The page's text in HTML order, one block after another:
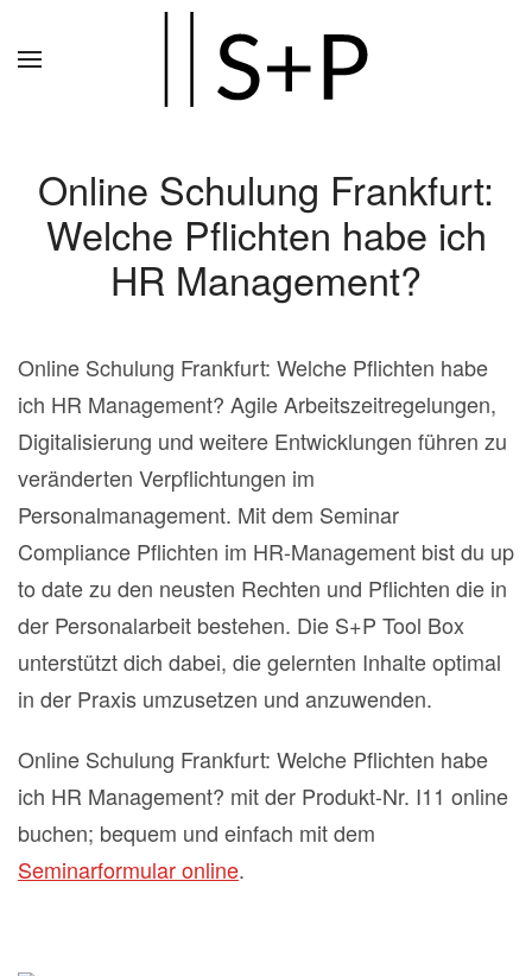
Online Schulung Frankfurt:
Welche Pflichten habe ich
HR Management?
Online Schulung Frankfurt: Welche Pflichten habe
ich HR Management? Agile Arbeitszeitregelungen,
Digitalisierung und weitere Entwicklungen führen zu
veränderten Verpflichtungen im
Personalmanagement. Mit dem Seminar
Compliance Pflichten im HR-Management bist du up
to date zu den neusten Rechten und Pflichten die in
der Personalarbeit bestehen. Die S+P Tool Box
unterstützt dich dabei, die gelernten Inhalte optimal
in der Praxis umzusetzen und anzuwenden.
Online Schulung Frankfurt: Welche Pflichten habe
ich HR Management? mit der Produkt-Nr. I11 online
buchen; bequem und einfach mit dem
Seminarformular online.